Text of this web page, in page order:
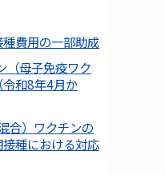
費用の一部助成
（母子免疫ワク
和8年4月か
合）ワクチンの
種における対応